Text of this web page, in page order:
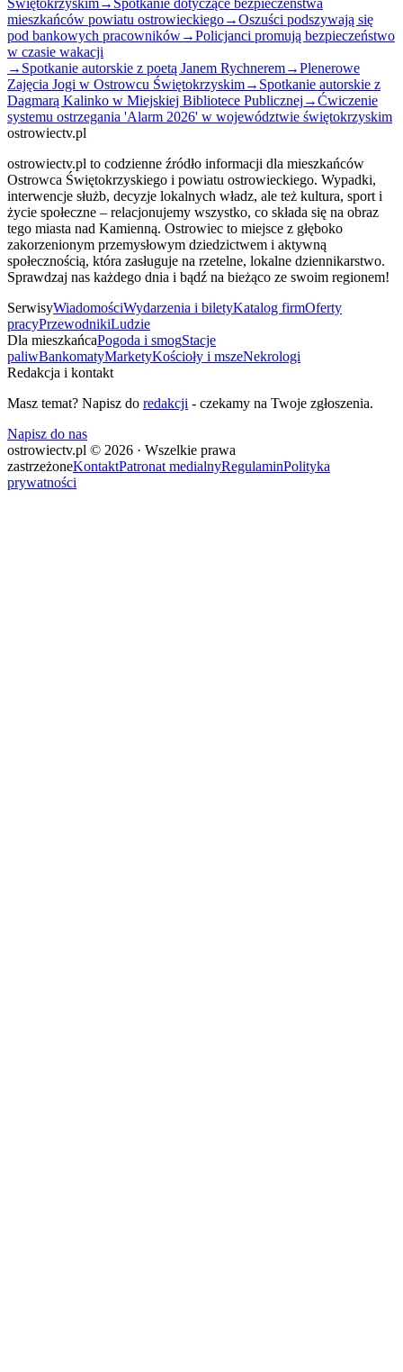
Świętokrzyskim→ Spotkanie dotyczące bezpieczeństwa
mieszkańców powiatu ostrowieckiego→Oszuści podszywają się
pod bankowych pracowników→Policjanci promują bezpieczeństwo
w czasie wakacji
→ Spotkanie autorskie z poetą Janem Rychnerem→Plenerowe
Zajęcia Jogi w Ostrowcu Świętokrzyskim→ Spotkanie autorskie z
Dagmarą Kalinko w Miejskiej Bibliotece Publicznej →Ćwiczenie
systemu ostrzegania 'Alarm 2026' w województwie świętokrzyskim
ostrowiectv.pl
ostrowiectv.pl to codzienne źródło informacji dla mieszkańców
Ostrowca Świętokrzyskiego i powiatu ostrowieckiego. Wypadki,
interwencje służb, decyzje lokalnych władz, ale też kultura, sport i
życie społeczne – relacjonujemy wszystko, co składa się na obraz
tego miasta nad Kamienną. Ostrowiec to miejsce z głęboko
zakorzenionym przemysłowym dziedzictwem i aktywną
społecznością, która zasługuje na rzetelne, lokalne dziennikarstwo.
Sprawdzaj nas każdego dnia i bądź na bieżąco ze swoim regionem!
SerwisyWiadomościWydarzenia i biletyKatalog firmOferty
pracyPrzewodnikiLudzie
Dla mieszkańcaPogoda i smogStacje
paliwBankomatyMarketyKościoły i mszeNekrologi
Redakcja i kontakt
Masz temat? Napisz do redakcji - czekamy na Twoje zgłoszenia.
Napisz do nas
ostrowiectv.pl © 2026 · Wszelkie prawa
zastrzeżoneKontaktPatronat medialnyRegulaminPolityka
prywatności